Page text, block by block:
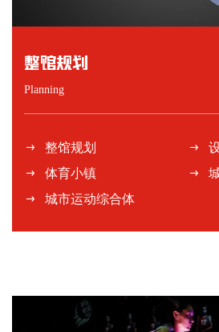
整馆规划
Planning
整馆规划
体育小镇
城市运动综合体